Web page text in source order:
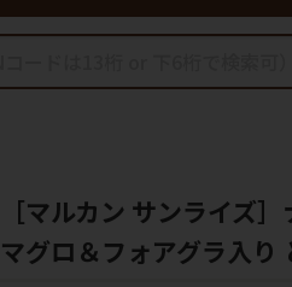
［マルカン サンライズ
マグロ＆フォアグラ入り